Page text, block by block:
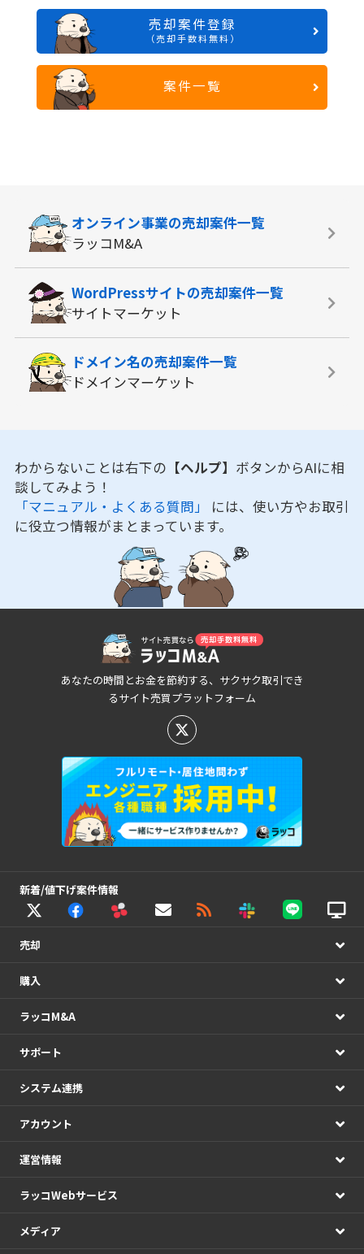
売却案件登録
（売却手数料無料）
案件一覧
オンライン事業の売却案件一覧
ラッコM&A
WordPressサイトの売却案件一覧
サイトマーケット
ドメイン名の売却案件一覧
ドメインマーケット
わからないことは右下の 【ヘルプ】 ボタンからAIに相
談してみよう！
「マニュアル・よくある質問」 には、使い方やお取引
に役立つ情報がまとまっています。
あなたの時間とお金を節約する、サクサク取引でき
るサイト売買プラットフォーム
新着/値下げ案件情報
売却
購入
ラッコM&A
サポート
システム連携
アカウント
運営情報
ラッコWebサービス
メディア